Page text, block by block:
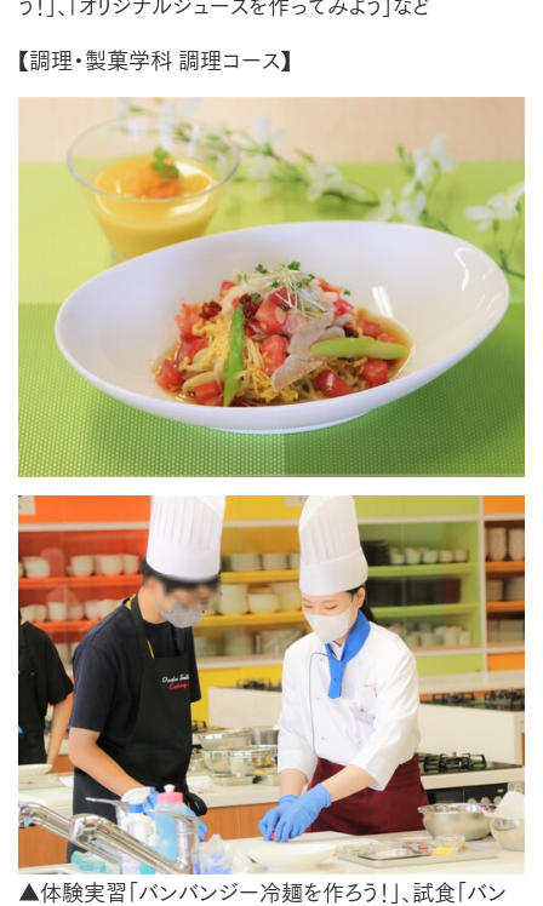
う！」、「オリジナルジュースを作ってみよう」など
【調理・製菓学科 調理コース】
▲体験実習「バンバンジー冷麺を作ろう！」、試食「バン